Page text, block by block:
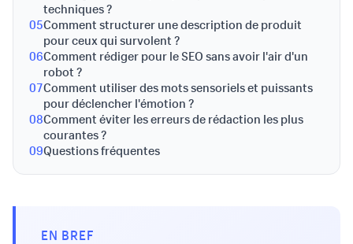
techniques ?
05Comment structurer une description de produit
pour ceux qui survolent ?
06Comment rédiger pour le SEO sans avoir l'air d'un
robot ?
07Comment utiliser des mots sensoriels et puissants
pour déclencher l'émotion ?
08Comment éviter les erreurs de rédaction les plus
courantes ?
09Questions fréquentes
EN BREF